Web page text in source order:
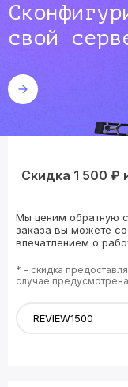
свой
Скидка 1 500 ₽
Мы ценим обратную
заказа вы можете
впечатлением о
* - скидка
случае